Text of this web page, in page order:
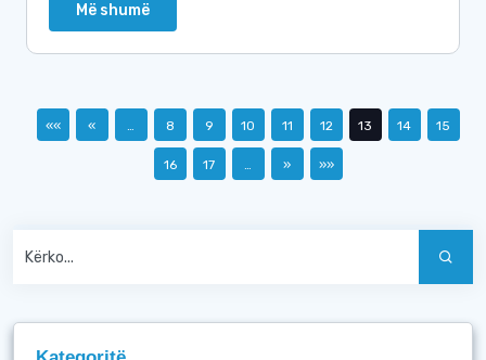
Më shumë
«« « … 8 9 10 11 12 13 14 15
16 17 … » »»